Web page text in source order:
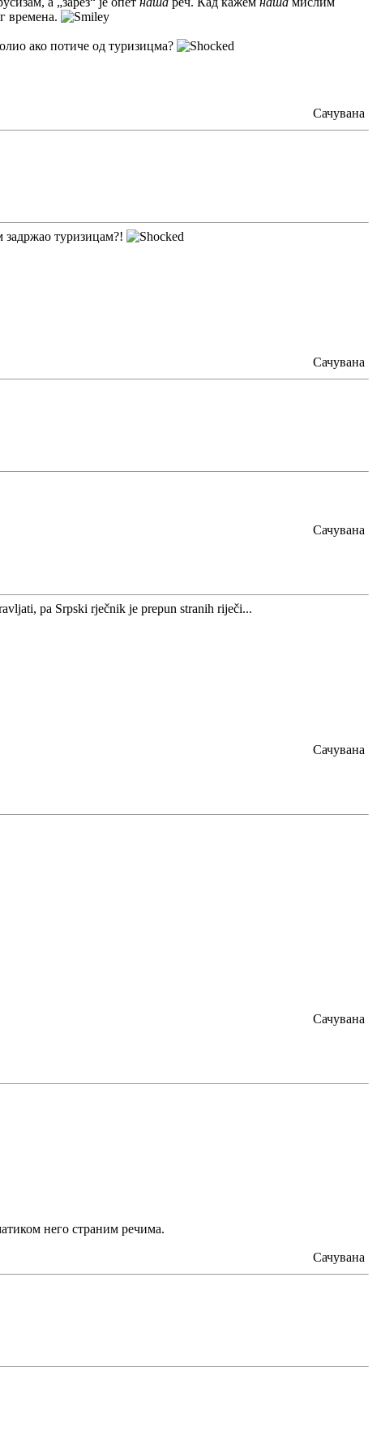
времена.
ако потиче од туризицма?
Сачувана
туризицам?!
Сачувана
Сачувана
pa Srpski rječnik je prepun stranih riječi...
Сачувана
Сачувана
него страним речима.
Сачувана